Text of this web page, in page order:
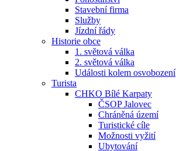
Stavební firma
Služby
Jízdní řády
Historie obce
1. světová válka
2. světová válka
Události kolem osvobození
Turista
CHKO Bílé Karpaty
ČSOP Jalovec
Chráněná území
Turistické cíle
Možnosti vyžití
Ubytování